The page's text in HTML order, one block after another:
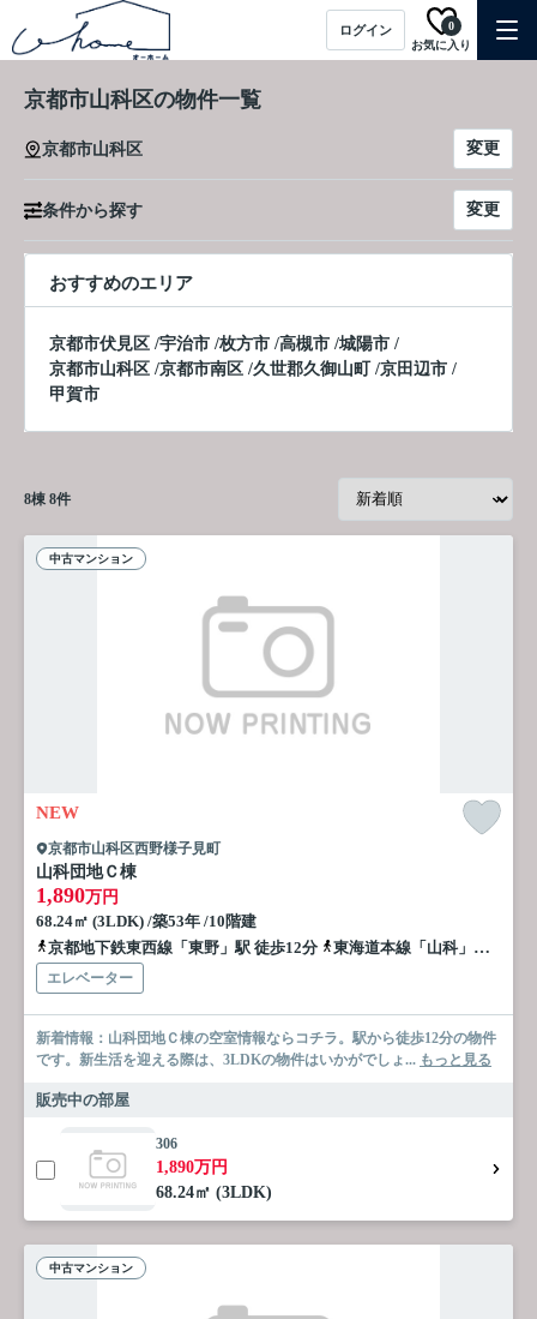
ログイン
お気に入り
0
京都市山科区の物件一覧
京都市山科区 変更
条件から探す 変更
おすすめのエリア
京都市伏見区 /宇治市 /枚方市 /高槻市 /城陽市 /
京都市山科区 /京都市南区 /久世郡久御山町 /京田辺市 /
甲賀市
8棟 8件
中古マンション
NEW
京都市山科区西野様子見町
山科団地Ｃ棟
1,890万円
68.24㎡ (3LDK) /築53年 /10階建
京都地下鉄東西線「東野」駅 徒歩12分
東海道本線「山科」駅 徒歩16分
エレベーター
新着情報：山科団地Ｃ棟の空室情報ならコチラ。駅から徒歩12分の物件
です。新生活を迎える際は、3LDKの物件はいかがでしょ... もっと見る
販売中の部屋
306
1,890万円
68.24㎡ (3LDK)
中古マンション